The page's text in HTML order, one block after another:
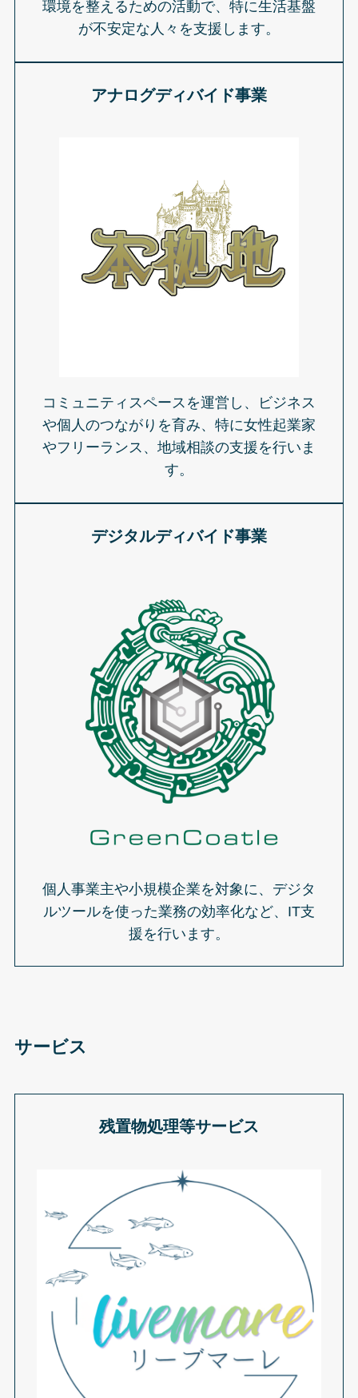
環境を整えるための活動で、特に生活基盤
が不安定な人々を支援します。
アナログディバイド事業
コミュニティスペースを運営し、ビジネス
や個人のつながりを育み、特に女性起業家
やフリーランス、地域相談の支援を行いま
す。
デジタルディバイド事業
個人事業主や小規模企業を対象に、デジタ
ルツールを使った業務の効率化など、IT支
援を行います。
サービス
残置物処理等サービス